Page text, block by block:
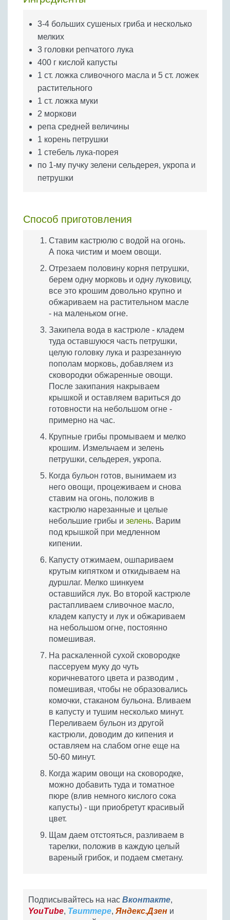
Бобовые
Яйца
Крупы
3-4 больших сушеных гриба и несколько
мелких
3 головки репчатого лука
400 г кислой капусты
1 ст. ложка сливочного масла и 5 ст. ложек
растительного
1 ст. ложка муки
2 моркови
репа средней величины
1 корень петрушки
1 стебель лука-порея
по 1-му пучку зелени сельдерея, укропа и
петрушки
Способ приготовления
Ставим кастрюлю с водой на огонь.
А пока чистим и моем овощи.
Отрезаем половину корня петрушки,
берем одну морковь и одну луковицу,
все это крошим довольно крупно и
обжариваем на растительном масле
- на маленьком огне.
Закипела вода в кастрюле - кладем
туда оставшуюся часть петрушки,
целую головку лука и разрезанную
пополам морковь, добавляем из
сковородки обжаренные овощи.
После закипания накрываем
крышкой и оставляем вариться до
готовности на небольшом огне -
примерно на час.
Крупные грибы промываем и мелко
крошим. Измельчаем и зелень
петрушки, сельдерея, укропа.
Когда бульон готов, вынимаем из
него овощи, процеживаем и снова
ставим на огонь, положив в
кастрюлю нарезанные и целые
небольшие грибы и зелень. Варим
под крышкой при медленном
кипении.
Капусту отжимаем, ошпариваем
крутым кипятком и откидываем на
дуршлаг. Мелко шинкуем
оставшийся лук. Во второй кастрюле
растапливаем сливочное масло,
кладем капусту и лук и обжариваем
на небольшом огне, постоянно
помешивая.
На раскаленной сухой сковородке
пассеруем муку до чуть
коричневатого цвета и разводим ,
помешивая, чтобы не образовались
комочки, стаканом бульона. Вливаем
в капусту и тушим несколько минут.
Переливаем бульон из другой
кастрюли, доводим до кипения и
оставляем на слабом огне еще на
50-60 минут.
Когда жарим овощи на сковородке,
можно добавить туда и томатное
пюре (влив немного кислого сока
капусты) - щи приобретут красивый
цвет.
Щам даем отстояться, разливаем в
тарелки, положив в каждую целый
вареный грибок, и подаем сметану.
Подписывайтесь на нас Вконтакте,
YouTube, Твиттере, Яндекс.Дзен и